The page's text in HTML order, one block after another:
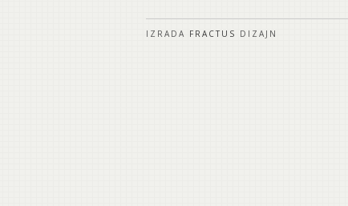
IZRADA FRACTUS DIZAJN